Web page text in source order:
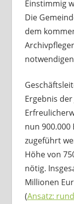
Einstimmig
Die
dem
Ergebnis
nun
zugeführt
Höhe von
nötig.
Millionen
(Ansatz: